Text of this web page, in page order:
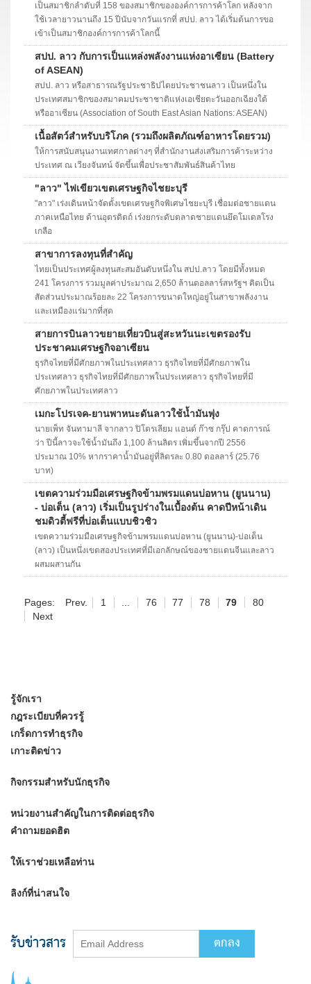
เป็นสมาชิกลำดับที่ 158 ของสมาชิกขององค์การการค้าโลก หลังจาก
ใช้เวลายาวนานถึง 15 ปีนับจากวันแรกที่ สปป. ลาว ได้เริ่มต้นการขอ
เข้าเป็นสมาชิกองค์การการค้าโลกนี้
สปป. ลาว กับการเป็นแหล่งพลังงานแห่งอาเซียน (Battery
of ASEAN)
สปป. ลาว หรือสาธารณรัฐประชาธิปไตยประชาชนลาว เป็นหนึ่งใน
ประเทศสมาชิกของสมาคมประชาชาติแห่งเอเชียตะวันออกเฉียงใต้
หรืออาเซียน (Association of South East Asian Nations: ASEAN)
เนื้อสัตว์สำหรับบริโภค (รวมถึงผลิตภัณฑ์อาหารโดยรวม)
ให้การสนับสนุนงานเทศกาลต่างๆ ที่สำนักงานส่งเสริมการค้าระหว่าง
ประเทศ ณ เวียงจันทน์ จัดขึ้นเพื่อประชาสัมพันธ์สินค้าไทย
"ลาว" ไฟเขียวเขตเศรษฐกิจไชยะบุรี
"ลาว" เร่งเดินหน้าจัดตั้งเขตเศรษฐกิจพิเศษไชยะบุรี เชื่อมต่อชายแดน
ภาคเหนือไทย ด้านอุตรดิตถ์ เร่งยกระดับตลาดชายแดนยึดโมเดลโรง
เกลือ
สาขาการลงทุนที่สำคัญ
ไทยเป็นประเทศผู้ลงทุนสะสมอันดับหนึ่งใน สปป.ลาว โดยมีทั้งหมด
241 โครงการ รวมมูลค่าประมาณ 2,650 ล้านดอลลาร์สหรัฐฯ คิดเป็น
สัดส่วนประมาณร้อยละ 22 โครงการขนาดใหญ่อยู่ในสาขาพลังงาน
และเหมืองแร่มากที่สุด
สายการบินลาวขยายเที่ยวบินสู่สะหวันนะเขตรองรับ
ประชาคมเศรษฐกิจอาเซียน
ธุรกิจไทยที่มีศักยภาพในประเทศลาว ธุรกิจไทยที่มีศักยภาพใน
ประเทศลาว ธุรกิจไทยที่มีศักยภาพในประเทศลาว ธุรกิจไทยที่มี
ศักยภาพในประเทศลาว
เมกะโปรเจค-ยานพาหนะดันลาวใช้น้ำมันพุ่ง
นายเพ็ท จันทามาลี จากลาว ปิโตรเลียม แอนด์ ก๊าซ กรุ๊ป คาดการณ์
ว่า ปีนี้ลาวจะใช้น้ำมันถึง 1,100 ล้านลิตร เพิ่มขึ้นจากปี 2556
ประมาณ 10% หากราคาน้ำมันอยู่ที่ลิตรละ 0.80 ดอลลาร์ (25.76
บาท)
เขตความร่วมมือเศรษฐกิจข้ามพรมแดนบ่อหาน (ยูนนาน)
- บ่อเต็น (ลาว) เริ่มเป็นรูปร่างในเบื้องต้น คาดปีหน้าเดิน
ชมดิวตี้ฟรีที่บ่อเต็นแบบชิวชิว
เขตความร่วมมือเศรษฐกิจข้ามพรมแดนบ่อหาน (ยูนนาน)-บ่อเต็น
(ลาว) เป็นหนึ่งเขตสองประเทศที่มีเอกลักษณ์ของชายแดนจีนและลาว
ผสมผสานกัน
Pages: Prev. 1 76 77 78 79
80
Next
รู้จักเรา
กฎระเบียบที่ควรรู้
เกร็ดการทำธุรกิจ
เกาะติดข่าว
กิจกรรมสำหรับนักธุรกิจ
หน่วยงานสำคัญในการติดต่อธุรกิจ
คำถามยอดฮิต
ให้เราช่วยเหลือท่าน
ลิงก์ที่น่าสนใจ
รับข่าวสาร